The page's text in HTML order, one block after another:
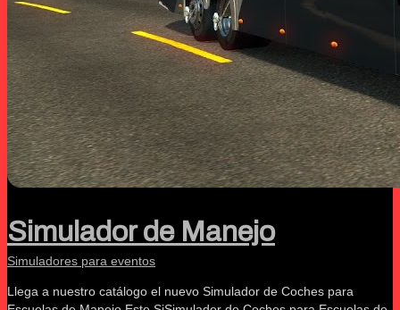
Simulador de Manejo
Simuladores para eventos
Llega a nuestro catálogo el nuevo Simulador de Coches para